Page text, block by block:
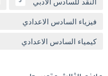
فيزياء السادس الاعدادي
كيمياء السادس الاعدادي